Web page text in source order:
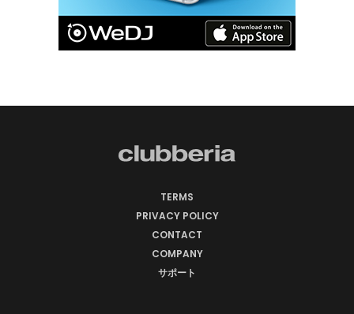
TERMS
PRIVACY POLICY
CONTACT
COMPANY
サポート